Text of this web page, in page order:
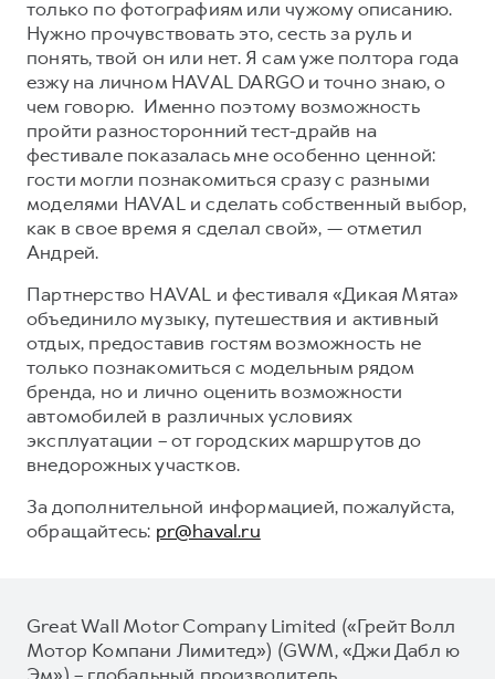
только по фотографиям или чужому описанию.
Нужно прочувствовать это, сесть за руль и
понять, твой он или нет. Я сам уже полтора года
езжу на личном HAVAL DARGO и точно знаю, о
чем говорю. Именно поэтому возможность
пройти разносторонний тест-драйв на
фестивале показалась мне особенно ценной:
гости могли познакомиться сразу с разными
моделями HAVAL и сделать собственный выбор,
как в свое время я сделал свой», — отметил
Андрей.
Партнерство HAVAL и фестиваля «Дикая Мята»
объединило музыку, путешествия и активный
отдых, предоставив гостям возможность не
только познакомиться с модельным рядом
бренда, но и лично оценить возможности
автомобилей в различных условиях
эксплуатации – от городских маршрутов до
внедорожных участков.
За дополнительной информацией, пожалуйста,
обращайтесь: pr@haval.ru
Great Wall Motor Company Limited («Грейт Волл
Мотор Компани Лимитед») (GWM, «Джи Дабл ю